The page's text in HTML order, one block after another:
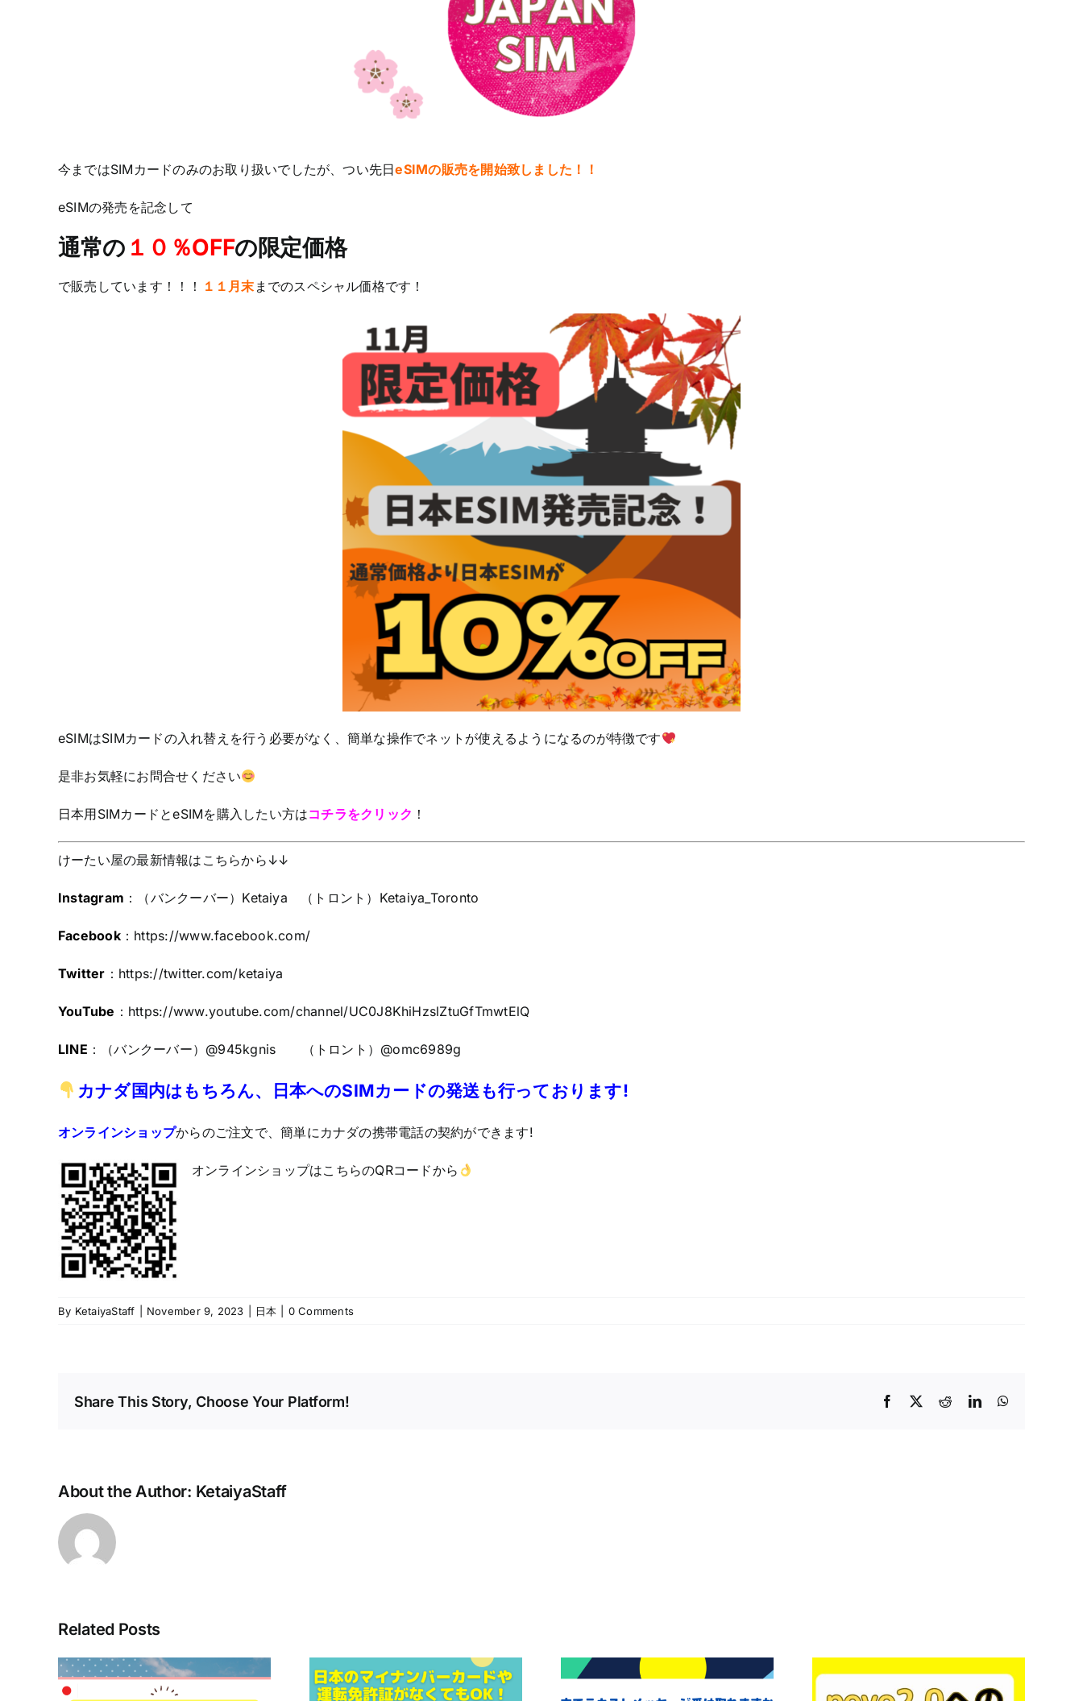
今まではSIMカードのみのお取り扱いでしたが、つい先日eSIMの販売を開始致しました！！
eSIMの発売を記念して
通常の １０％OFFの限定価格
で販売しています！！！ １１月末までのスペシャル価格です！
eSIMはSIMカードの入れ替えを行う必要がなく、簡単な操作でネットが使えるようになるのが特徴です
是非お気軽にお問合せください
日本用SIMカードとeSIMを購入したい方はコチラをクリック ！
けーたい屋の最新情報はこちらから↓↓
Instagram ：（バンクーバー）Ketaiya （トロント）Ketaiya_Toronto
Facebook： https://www.facebook.com/
Twitter ： https://twitter.com/ketaiya
YouTube ： https://www.youtube.com/channel/UC0J8KhiHzslZtuGfTmwtElQ
LINE ：（バンクーバー）@945kgnis （トロント）@omc6989g
カナダ国内はもちろん、日本へのSIMカードの発送も行っております!
オンラインショップからのご注文で、簡単にカナダの携帯電話の契約ができます!
オンラインショップはこちらのQRコードから
By KetaiyaStaff November 9, 2023 日本 0 Comments
Share This Story, Choose Your Platform! Facebook RedditLinkedIn
About the Author: KetaiyaStaff
Related Posts